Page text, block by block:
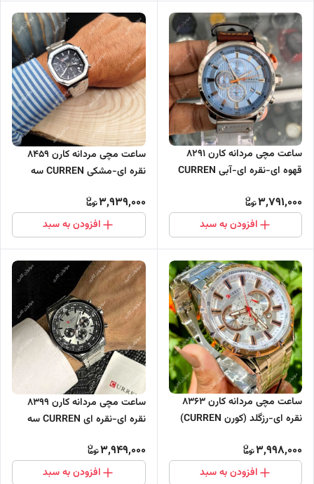
ساعت مچی مردانه کارن 8291
قهوه ای-نقره ای-آبی CURREN
3,791,000
افزودن به سبد
ساعت مچی مردانه کارن 8459
نقره ای-مشکی CURREN سه
3,939,000
افزودن به سبد
ساعت مچی مردانه کارن 8363
نقره ای-رزگلد (کورن CURREN)
3,998,000
افزودن به سبد
ساعت مچی مردانه کارن 8399
نقره ای-نقره ای CURREN سه
3,949,000
افزودن به سبد